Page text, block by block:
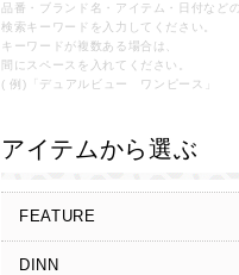
品番・ブランド名・アイテム・日付など
検索キーワードを入力してください。
キーワードが複数ある場合は、
間にスペースを入れてください。
( 例)「デュアルビュー ワンピース」
アイテムから選ぶ
FEATURE
DINN